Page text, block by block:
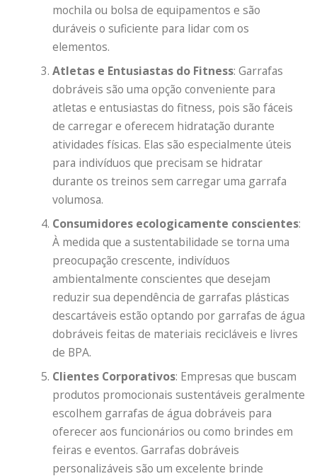
mochila ou bolsa de equipamentos e são
duráveis ​​o suficiente para lidar com os
elementos.
Atletas e Entusiastas do Fitness: Garrafas
dobráveis ​​são uma opção conveniente para
atletas e entusiastas do fitness, pois são fáceis
de carregar e oferecem hidratação durante
atividades físicas. Elas são especialmente úteis
para indivíduos que precisam se hidratar
durante os treinos sem carregar uma garrafa
volumosa.
Consumidores ecologicamente conscientes:
À medida que a sustentabilidade se torna uma
preocupação crescente, indivíduos
ambientalmente conscientes que desejam
reduzir sua dependência de garrafas plásticas
descartáveis ​​estão optando por garrafas de água
dobráveis ​​feitas de materiais recicláveis ​​e livres
de BPA.
Clientes Corporativos: Empresas que buscam
produtos promocionais sustentáveis ​​geralmente
escolhem garrafas de água dobráveis ​​para
oferecer aos funcionários ou como brindes em
feiras e eventos. Garrafas dobráveis ​​
personalizáveis ​​são um excelente brinde